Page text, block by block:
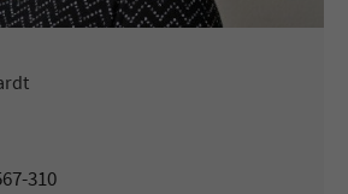
310